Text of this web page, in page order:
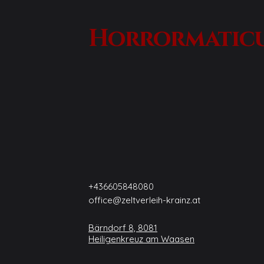
+436605848080
office@zeltverleih-krainz.at
Bärndorf 8, 8081
Heiligenkreuz am Waasen